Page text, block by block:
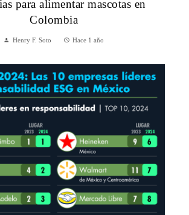
para alimentar mascotas en
Colombia
Henry F. Soto Hace 1 año